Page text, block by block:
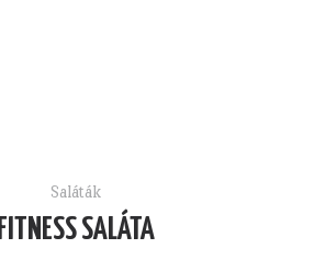
Saláták
FITNESS SALÁTA